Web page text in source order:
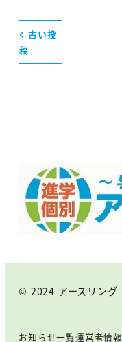
古い投
稿
© 2024 アースリング
お知らせ一覧運営者情報